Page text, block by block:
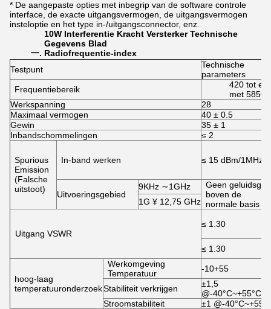
* De aangepaste opties met inbegrip van de software controle
interface, de exacte uitgangsvermogen, de uitgangsvermogen
insteloptie en het type in-/uitgangsconnector, enz.
10W Interferentie Kracht Versterker Technische
Gegevens Blad
一. Radiofrequentie-index
Testpunt
Technische
parameters
Frequentiebereik
420 tot en
met 5850
Werkspanning
28
Maximaal vermogen
40 ± 0.5
Gewin
35 ± 1
Inbandschommelingen
≤ 2
Spurious
Emission
(Falsche
uitstoot)
In-band werken ≤ 15 dBm/1MHz
Uitvoeringsgebied
9KHz ∼1GHz
Geen geluidsgolf
boven de
normale basis
1G ¥ 12,75 GHz
Uitgang VSWR
≤ 1.30
≤ 1.30
hoog-laag
temperatuuronderzoek
Werkomgeving
Temperatuur
-10+55
Stabiliteit verkrijgen
±1,5
@-40°C~+55°C
Stroomstabiliteit
±1 @-